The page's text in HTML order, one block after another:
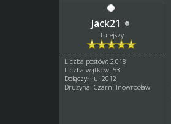
Jack21
Tutejszy
Liczba postów: 2,018
Liczba wątków: 53
Dołączył: Jul 2012
Drużyna: Czarni Inowrocław